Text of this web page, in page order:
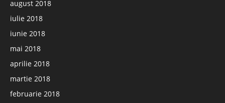
august 2018
iulie 2018
iunie 2018
mai 2018
aprilie 2018
martie 2018
februarie 2018